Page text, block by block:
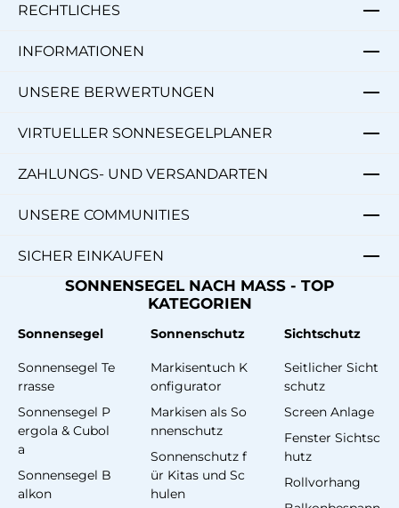
RECHTLICHES
INFORMATIONEN
UNSERE BERWERTUNGEN
VIRTUELLER SONNESEGELPLANER
ZAHLUNGS- UND VERSANDARTEN
UNSERE COMMUNITIES
SICHER EINKAUFEN
SONNENSEGEL NACH MASS - TOP
KATEGORIEN
Sonnensegel
Sonnensegel Te
rrasse
Sonnensegel P
ergola & Cubol
a
Sonnensegel B
alkon
Sonnenschutz
Markisentuch K
onfigurator
Markisen als So
nnenschutz
Sonnenschutz f
ür Kitas und Sc
hulen
Sichtschutz
Seitlicher Sicht
schutz
Screen Anlage
Fenster Sichtsc
hutz
Rollvorhang